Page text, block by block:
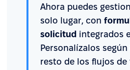
Ahora puedes
solo lugar, con f
solicitud integrados
Personalízalos
resto de los flujos de